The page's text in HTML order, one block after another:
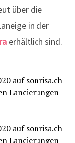
über die
in der
erhältlich sind.